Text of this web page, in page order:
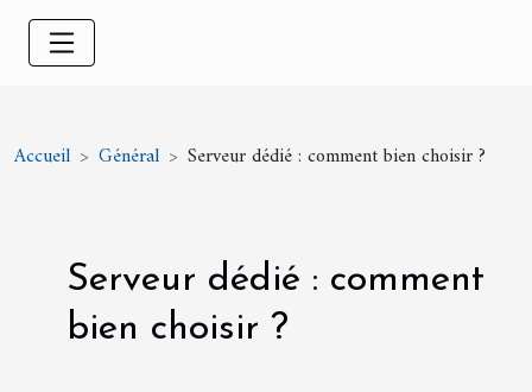
Accueil Général Serveur dédié : comment bien choisir ?
Serveur dédié : comment
bien choisir ?